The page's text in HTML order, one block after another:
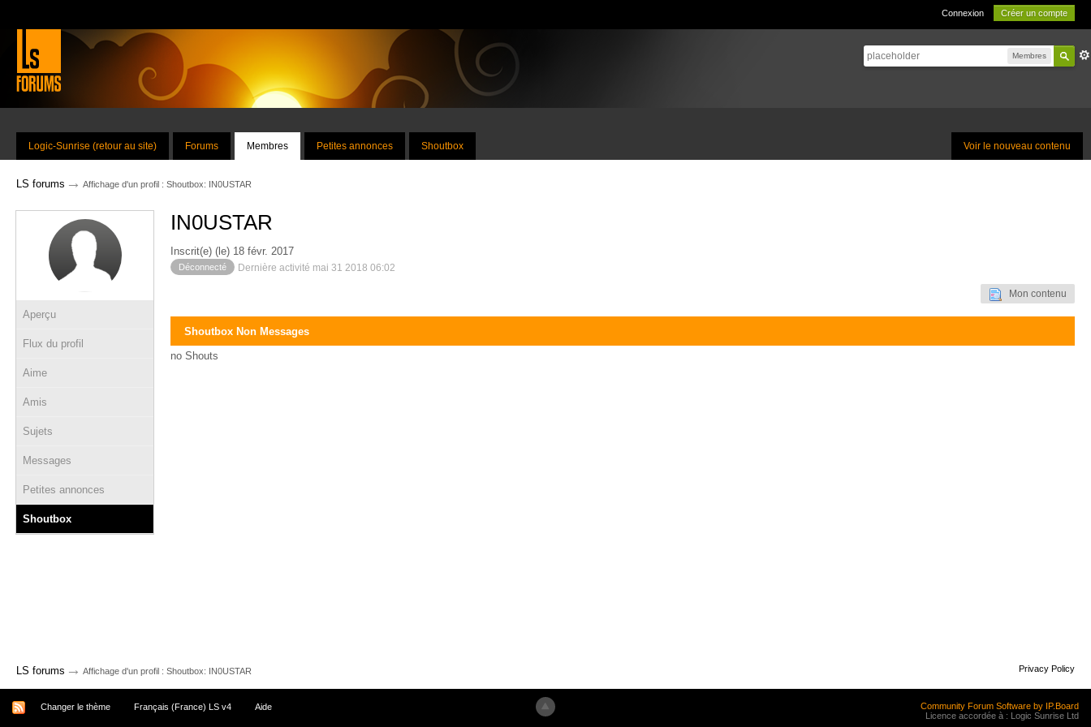
Connexion Créer un compte
Membres
Voir le nouveau contenu
Logic-Sunrise (retour au site) Forums Membres Petites annonces Shoutbox
LS forums → Affichage d'un profil : Shoutbox: IN0USTAR
Aperçu
Flux du profil
Aime
Amis
Sujets
Messages
Petites annonces
Shoutbox
IN0USTAR
Inscrit(e) (le) 18 févr. 2017
Déconnecté Dernière activité mai 31 2018 06:02
Mon contenu
Shoutbox Non Messages
no Shouts
LS forums → Affichage d'un profil : Shoutbox: IN0USTAR Privacy Policy
Changer le thème Français (France) LS v4 Aide
Community Forum Software by IP.Board
Licence accordée à : Logic Sunrise Ltd